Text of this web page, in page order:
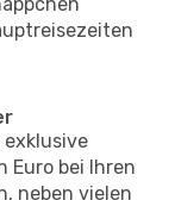
exklusive
Euro bei Ihren
neben vielen